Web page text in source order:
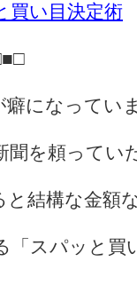
買い目決定術
癖になってい
聞を頼ってい
と結構な金額
「スパッと買